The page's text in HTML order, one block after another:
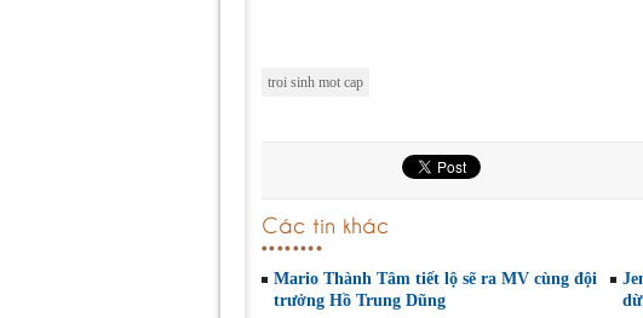
troi sinh mot cap
Các tin khác
Mario Thành Tâm tiết lộ sẽ ra MV cùng đội
trưởng Hồ Trung Dũng